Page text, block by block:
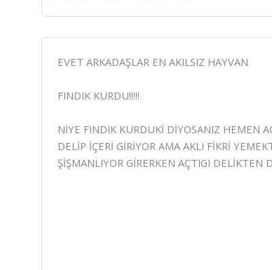
EVET ARKADAŞLAR EN AKILSIZ HAYVAN
FINDIK KURDU!!!!!
NİYE FINDIK KURDUKİ DİYOSANIZ HEMEN
DELİP İÇERİ GİRİYOR AMA AKLI FİKRİ
ŞİŞMANLIYOR GİRERKEN AÇTIGI DELİKTEN